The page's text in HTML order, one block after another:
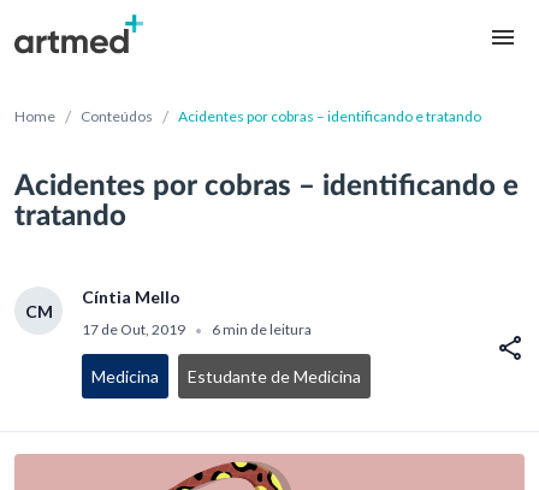
Home / Conteúdos / Acidentes por cobras – identificando e tratando
Acidentes por cobras – identificando e
tratando
CM
Cíntia Mello
17 de Out, 2019 • 6 min de leitura
Medicina Estudante de Medicina